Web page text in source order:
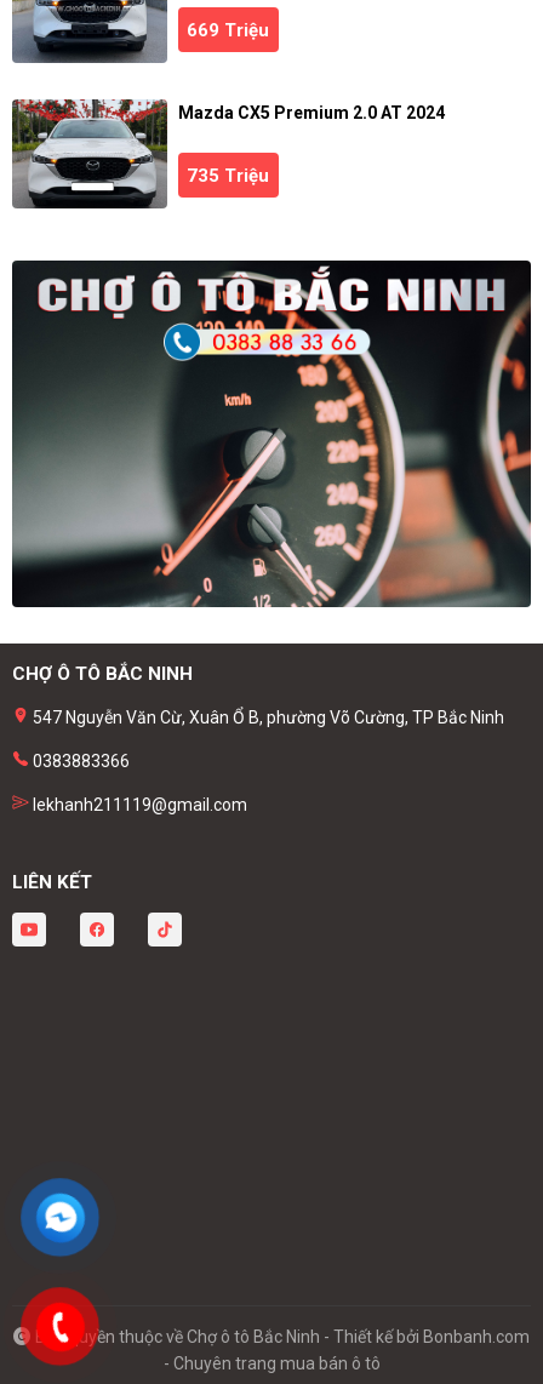
669 Triệu
Mazda CX5 Premium 2.0 AT 2024
735 Triệu
CHỢ Ô TÔ BẮC NINH
547 Nguyễn Văn Cừ, Xuân Ổ B, phường Võ Cường, TP Bắc Ninh
0383883366
lekhanh211119@gmail.com
LIÊN KẾT
Bản quyền thuộc về Chợ ô tô Bắc Ninh - Thiết kế bởi Bonbanh.com
- Chuyên trang mua bán ô tô